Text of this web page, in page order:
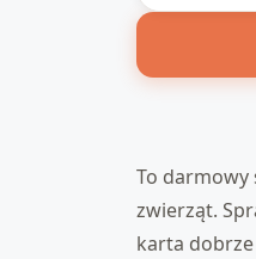
To darmowy
zwierząt.
karta